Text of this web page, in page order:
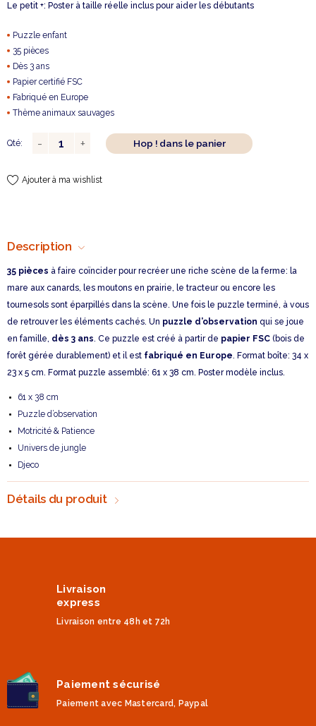
Le petit +: Poster à taille réelle inclus pour aider les débutants
Puzzle enfant
35 pièces
Dès 3 ans
Papier certifié FSC
Fabriqué en Europe
Thème animaux sauvages
Qté: Hop ! dans le panier
Ajouter à ma wishlist
Description
35 pièces à faire coïncider pour recréer une riche scène de la ferme: la
mare aux canards, les moutons en prairie, le tracteur ou encore les
tournesols sont éparpillés dans la scène. Une fois le puzzle terminé, à vous
de retrouver les éléments cachés. Un puzzle d’observation qui se joue
en famille, dès 3 ans. Ce puzzle est créé à partir de papier FSC (bois de
forêt gérée durablement) et il est fabriqué en Europe. Format boîte: 34 x
23 x 5 cm. Format puzzle assemblé: 61 x 38 cm. Poster modèle inclus.
61 x 38 cm
Puzzle d’observation
Motricité & Patience
Univers de jungle
Djeco
Détails du produit
Livraison
express
Livraison entre 48h et 72h
Paiement sécurisé
Paiement avec Mastercard, Paypal